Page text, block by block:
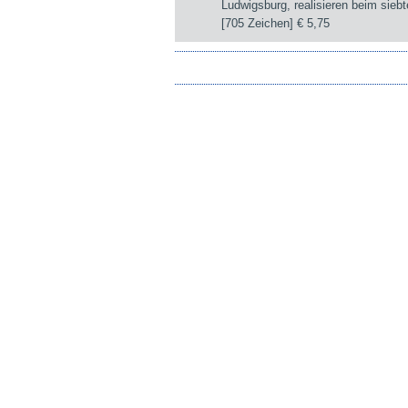
Ludwigsburg, realisieren beim
[705 Zeichen]€ 5,75